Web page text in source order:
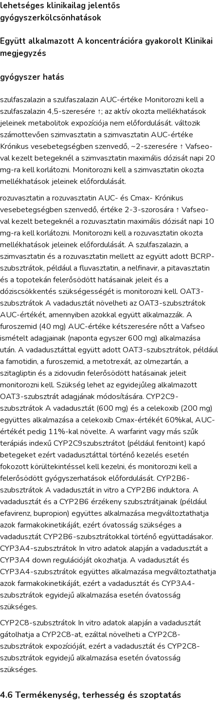
lehetséges klinikailag jelentős
gyógyszerkölcsönhatások
Együtt alkalmazott A koncentrációra gyakorolt Klinikai
megjegyzés
gyógyszer hatás
szulfaszalazin a szulfaszalazin AUC-értéke Monitorozni kell a
szulfaszalazin 4,5-szeresére ↑; az aktív okozta mellékhatások
jeleinek metabolitok expozíciója nem előfordulását. változik
számottevően szimvasztatin a szimvasztatin AUC-értéke
Krónikus vesebetegségben szenvedő, ~2-szeresére ↑ Vafseo-
val kezelt betegeknél a szimvasztatin maximális dózisát napi 20
mg-ra kell korlátozni. Monitorozni kell a szimvasztatin okozta
mellékhatások jeleinek előfordulását.
rozuvasztatin a rozuvasztatin AUC- és Cmax- Krónikus
vesebetegségben szenvedő, értéke 2-3-szorosára ↑ Vafseo-
val kezelt betegeknél a rozuvasztatin maximális dózisát napi 10
mg-ra kell korlátozni. Monitorozni kell a rozuvasztatin okozta
mellékhatások jeleinek előfordulását. A szulfaszalazin, a
szimvasztatin és a rozuvasztatin mellett az együtt adott BCRP-
szubsztrátok, például a fluvasztatin, a nelfinavir, a pitavasztatin
és a topotekán felerősödött hatásainak jeleit és a
dóziscsökkentés szükségességét is monitorozni kell. OAT3-
szubsztrátok A vadadusztát növelheti az OAT3-szubsztrátok
AUC-értékét, amennyiben azokkal együtt alkalmazzák. A
furoszemid (40 mg) AUC-értéke kétszeresére nőtt a Vafseo
ismételt adagjainak (naponta egyszer 600 mg) alkalmazása
után. A vadadusztáttal együtt adott OAT3-szubsztrátok, például
a famotidin, a furoszemid, a metotrexát, az olmezartán, a
szitagliptin és a zidovudin felerősödött hatásainak jeleit
monitorozni kell. Szükség lehet az egyidejűleg alkalmazott
OAT3-szubsztrát adagjának módosítására. CYP2C9-
szubsztrátok A vadadusztát (600 mg) és a celekoxib (200 mg)
együttes alkalmazása a celekoxib Cmax-értékét 60%kal, AUC-
értékét pedig 11%-kal növelte. A warfarint vagy más szűk
terápiás indexű CYP2C9szubsztrátot (például fenitoint) kapó
betegeket ezért vadadusztáttal történő kezelés esetén
fokozott körültekintéssel kell kezelni, és monitorozni kell a
felerősödött gyógyszerhatások előfordulását. CYP2B6-
szubsztrátok A vadadusztát in vitro a CYP2B6 induktora. A
vadadusztát és a CYP2B6 érzékeny szubsztrátjainak (például
efavirenz, bupropion) együttes alkalmazása megváltoztathatja
azok farmakokinetikáját, ezért óvatosság szükséges a
vadadusztát CYP2B6-szubsztrátokkal történő együttadásakor.
CYP3A4-szubsztrátok In vitro adatok alapján a vadadusztát a
CYP3A4 down regulációját okozhatja. A vadadusztát és
CYP3A4-szubsztrátok együttes alkalmazása megváltoztathatja
azok farmakokinetikáját, ezért a vadadusztát és CYP3A4-
szubsztrátok egyidejű alkalmazása esetén óvatosság
szükséges.
CYP2C8-szubsztrátok In vitro adatok alapján a vadadusztát
gátolhatja a CYP2C8-at, ezáltal növelheti a CYP2C8-
szubsztrátok expozícióját, ezért a vadadusztát és CYP2C8-
szubsztrátok egyidejű alkalmazása esetén óvatosság
szükséges.
4.6 Termékenység, terhesség és szoptatás